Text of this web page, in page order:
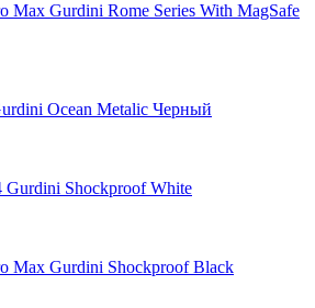
Max Gurdini Rome Series With MagSafe
Ocean Metalic Черный
Gurdini Shockproof White
Max Gurdini Shockproof Black